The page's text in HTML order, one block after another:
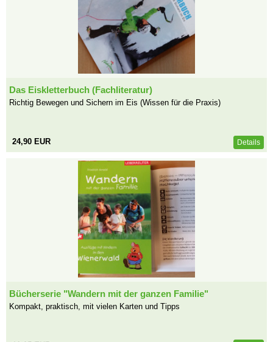
Das Eiskletterbuch (Fachliteratur)
Richtig Bewegen und Sichern im Eis (Wissen für die Praxis)
24,90 EUR Details
Bücherserie "Wandern mit der ganzen Familie"
Kompakt, praktisch, mit vielen Karten und Tipps